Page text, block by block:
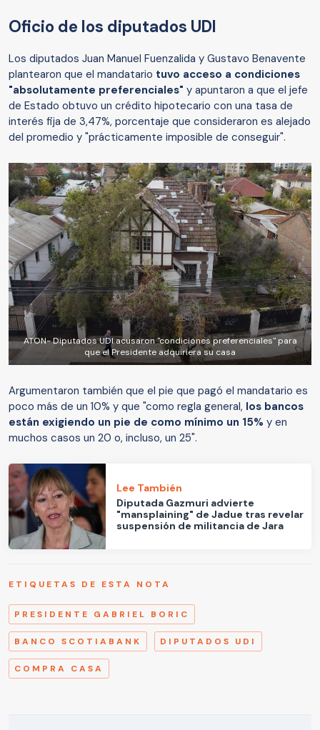
Oficio de los diputados UDI
Los diputados Juan Manuel Fuenzalida y Gustavo Benavente
plantearon que el mandatario tuvo acceso a condiciones
"absolutamente preferenciales" y apuntaron a que el jefe
de Estado obtuvo un crédito hipotecario con una tasa de
interés fija de 3,47%, porcentaje que consideraron es alejado
del promedio y "prácticamente imposible de conseguir".
ATON- Diputados UDI acusaron "condiciones preferenciales" para
que el Presidente adquiriera su casa
Argumentaron también que el pie que pagó el mandatario es
poco más de un 10% y que "como regla general, los bancos
están exigiendo un pie de como mínimo un 15% y en
muchos casos un 20 o, incluso, un 25".
Lee También
Diputada Gazmuri advierte
"mansplaining" de Jadue tras revelar
suspensión de militancia de Jara
ETIQUETAS DE ESTA NOTA
PRESIDENTE GABRIEL BORIC
BANCO SCOTIABANK DIPUTADOS UDI
COMPRA CASA